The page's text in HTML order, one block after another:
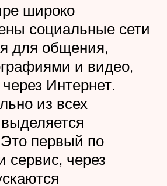
широко
социальные сети
для общения,
и видео,
Интернет.
из всех
первый по
сервис, через